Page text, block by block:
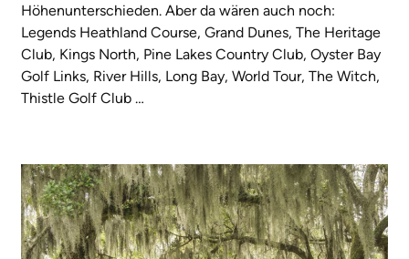
Höhenunterschieden. Aber da wären auch noch:
Legends Heathland Course, Grand Dunes, The Heritage
Club, Kings North, Pine Lakes Country Club, Oyster Bay
Golf Links, River Hills, Long Bay, World Tour, The Witch,
Thistle Golf Club …